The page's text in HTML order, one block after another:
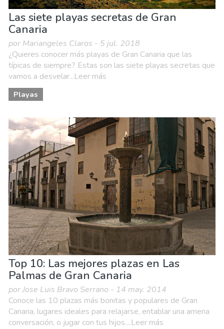
Las siete playas secretas de Gran
Canaria
por Mariangeles Claros - 5 jul. 2018
¿Quieres conocer más playas de Gran Canaria que las
típicas de siempre? Estas son las siete playas secretas que
vamos a desvelar...Leer más
Playas
Top 10: Las mejores plazas en Las
Palmas de Gran Canaria
por Jose Luis Bravo Serrano - 14 may. 2014
Conoce las 10 plazas más bonitas y populares de Gran
Canaria, lugares ideales para relajarse, entablar una amena
conversación, o jugar con tus hijos....Leer más